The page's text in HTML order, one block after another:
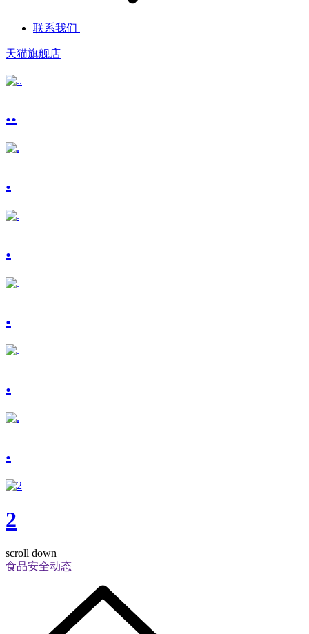
联系我们
天猫旗舰店
..
.
.
.
.
.
2
scroll down
食品安全动态